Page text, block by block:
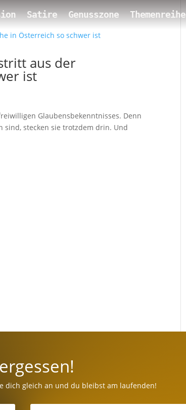
Satire Genusszone Themenreihe
aus der
ist
Glaubensbekenntnisses. Denn
sind, stecken sie trotzdem drin. Und
dich gleich an und du bleibst am laufenden!